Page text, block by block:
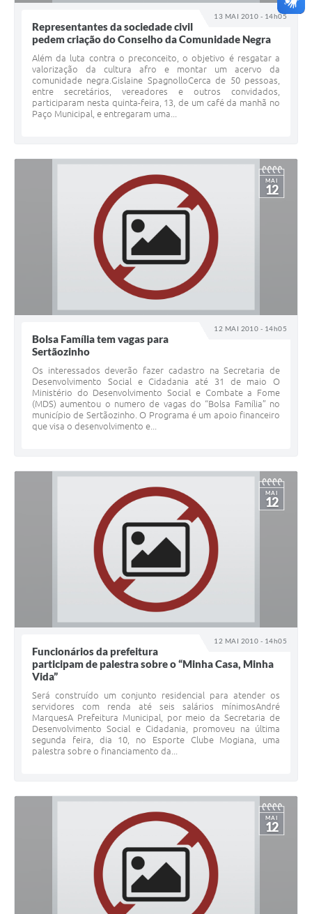
13 MAI 2010 - 14h05
Representantes da sociedade civil
pedem criação do Conselho da Comunidade Negra
Além da luta contra o preconceito, o objetivo é resgatar a
valorização da cultura afro e montar um acervo da
comunidade negra.Gislaine SpagnolloCerca de 50 pessoas,
entre secretários, vereadores e outros convidados,
participaram nesta quinta-feira, 13, de um café da manhã no
Paço Municipal, e entregaram uma...
12 MAI 2010 - 14h05
MAI
12
Bolsa Família tem vagas para
Sertãozinho
Os interessados deverão fazer cadastro na Secretaria de
Desenvolvimento Social e Cidadania até 31 de maio O
Ministério do Desenvolvimento Social e Combate a Fome
(MDS) aumentou o numero de vagas do “Bolsa Família” no
município de Sertãozinho. O Programa é um apoio financeiro
que visa o desenvolvimento e...
12 MAI 2010 - 14h05
MAI
12
Funcionários da prefeitura
participam de palestra sobre o “Minha Casa, Minha
Vida”
Será construído um conjunto residencial para atender os
servidores com renda até seis salários mínimosAndré
MarquesA Prefeitura Municipal, por meio da Secretaria de
Desenvolvimento Social e Cidadania, promoveu na última
segunda feira, dia 10, no Esporte Clube Mogiana, uma
palestra sobre o financiamento da...
MAI
12